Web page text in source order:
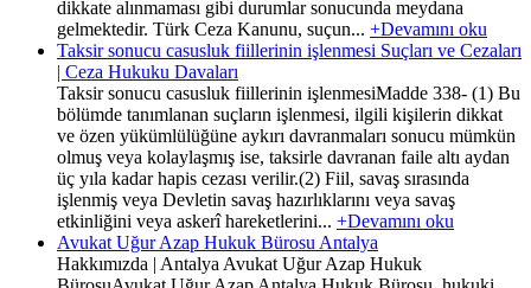
dikkate alınmaması gibi durumlar sonucunda meydana
gelmektedir. Türk Ceza Kanunu, suçun... +Devamını oku
Taksir sonucu casusluk fiillerinin işlenmesi Suçları ve Cezaları
| Ceza Hukuku Davaları
Taksir sonucu casusluk fiillerinin işlenmesiMadde 338- (1) Bu
bölümde tanımlanan suçların işlenmesi, ilgili kişilerin dikkat
ve özen yükümlülüğüne aykırı davranmaları sonucu mümkün
olmuş veya kolaylaşmış ise, taksirle davranan faile altı aydan
üç yıla kadar hapis cezası verilir.(2) Fiil, savaş sırasında
işlenmiş veya Devletin savaş hazırlıklarını veya savaş
etkinliğini veya askerî hareketlerini... +Devamını oku
Avukat Uğur Azap Hukuk Bürosu Antalya
Hakkımızda | Antalya Avukat Uğur Azap Hukuk